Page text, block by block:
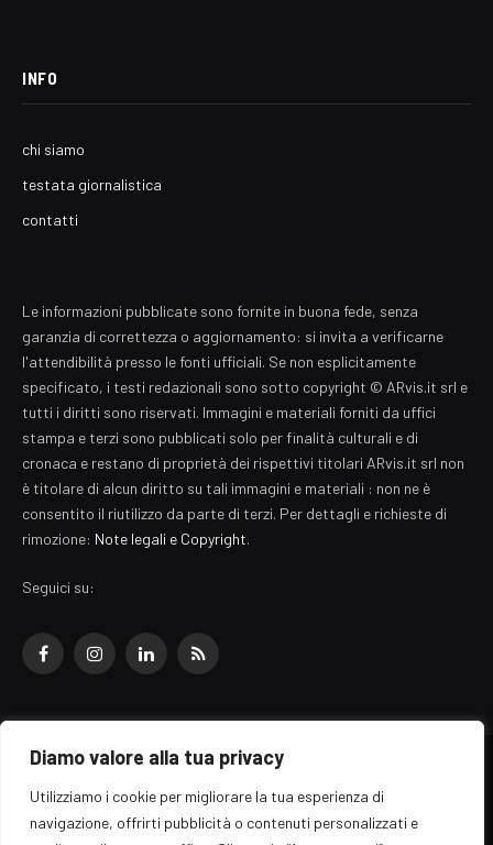
Diamo valore alla tua privacy
Utilizziamo i cookie per migliorare la tua esperienza di
navigazione, offrirti pubblicità o contenuti personalizzati e
INFO
chi siamo
testata giornalistica
contatti
Le informazioni pubblicate sono fornite in buona fede, senza
garanzia di correttezza o aggiornamento: si invita a verificarne
l'attendibilità presso le fonti ufficiali. Se non esplicitamente
specificato, i testi redazionali sono sotto copyright © ARvis.it srl e
tutti i diritti sono riservati. Immagini e materiali forniti da uffici
stampa e terzi sono pubblicati solo per finalità culturali e di
cronaca e restano di proprietà dei rispettivi titolari ARvis.it srl non
è titolare di alcun diritto su tali immagini e materiali : non ne è
consentito il riutilizzo da parte di terzi. Per dettagli e richieste di
rimozione: Note legali e Copyright.
Seguici su:
FacebookInstagramLinkedInRSS
© 2026 EZ Rome Designed by ARvis.it
Il portale EZ Rome e' una testata giornalistica di carattere generalista
registrata al tribunale di Roma - Numero 389/2008